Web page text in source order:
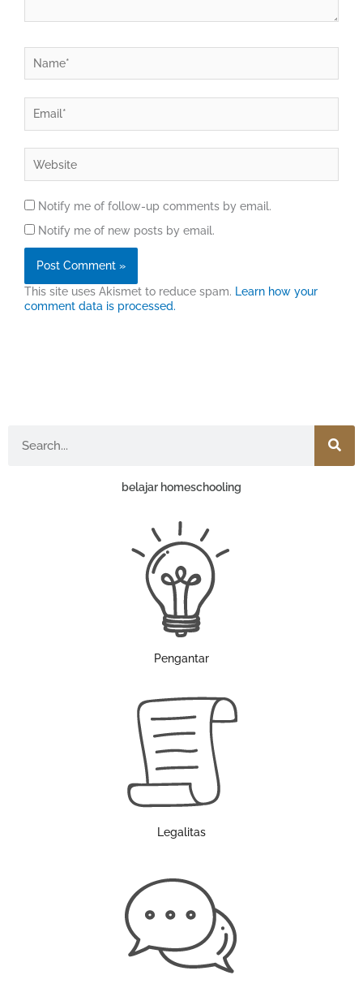
Notify me of follow-up comments by email.
Notify me of new posts by email.
This site uses Akismet to reduce spam. Learn how your
comment data is processed.
belajar homeschooling
Pengantar
Legalitas